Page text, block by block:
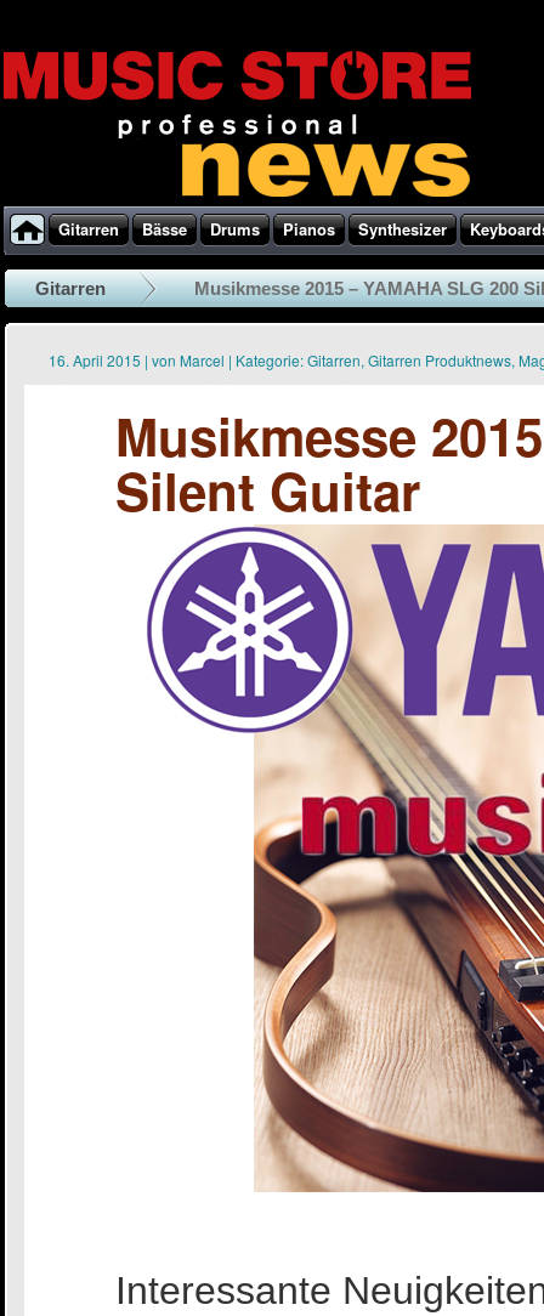
Gitarren Bässe Drums Pianos Synthesizer
Gitarren Musikmesse 2015 – YAMAHA SLG 200
16. April 2015 | von Marcel | Kategorie:Gitarren, Gitarren Produktnews,
Musikmesse
Silent Guitar
Interessante